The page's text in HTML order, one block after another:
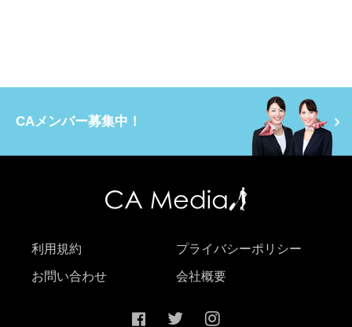
CAメンバー募集中！
利用規約 プライバシーポリシー
お問い合わせ 会社概要